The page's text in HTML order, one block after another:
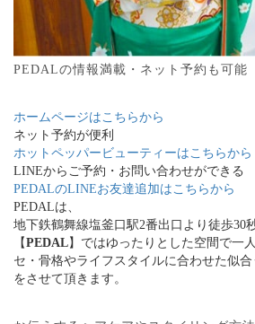
PEDALの情報満載・ネット予約も可能
ホームページはこちらから
ネット予約が便利
ホットペッパービューティーはこちらから
LINEからご予約・お問い合わせができる
PEDALのLINEお友達追加はこちらから
PEDALは、
地下鉄鶴舞線塩釜口駅2番出口より徒歩30
【PEDAL】ではゆったりとした空間で一
セ・骨格やライフスタイルに合わせた似
をさせて頂きます。